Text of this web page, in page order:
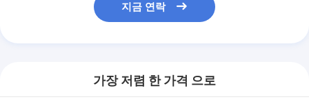
지금 연락
가장 저렴 한 가격 으로